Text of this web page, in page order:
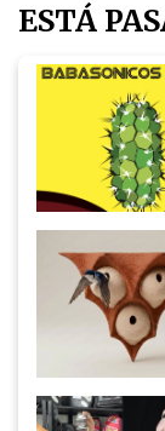
ESTÁ